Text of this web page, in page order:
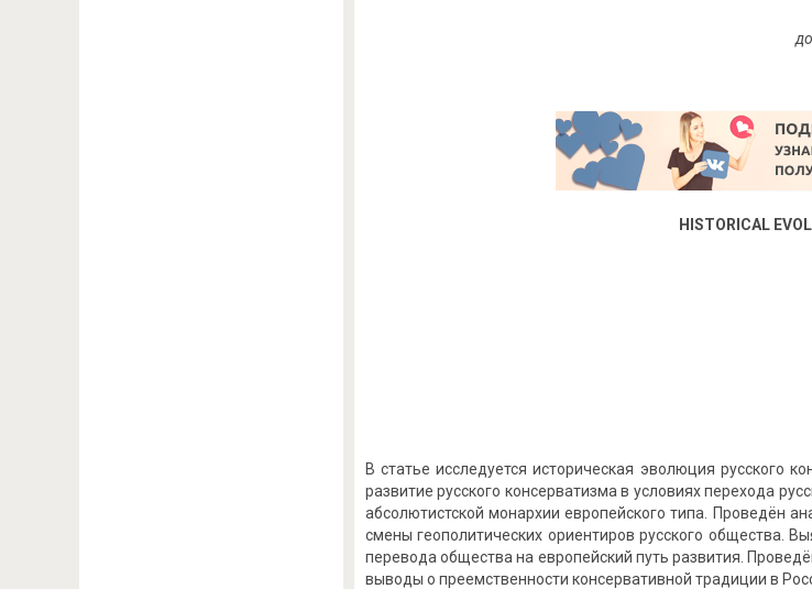
HISTORICAL
В статье исследуется историческая эволюция русского
развитие русского консерватизма в условиях перехода
абсолютистской монархии европейского типа. Проведён
смены геополитических ориентиров русского общества.
перевода общества на европейский путь развития.
выводы о преемственности консервативной традиции в